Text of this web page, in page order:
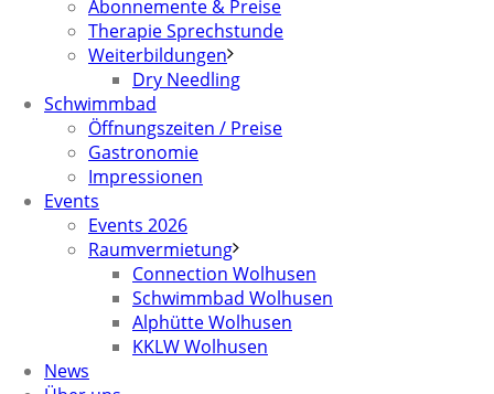
Abonnemente & Preise
Therapie Sprechstunde
Weiterbildungen
Dry Needling
Schwimmbad
Öffnungszeiten / Preise
Gastronomie
Impressionen
Events
Events 2026
Raumvermietung
Connection Wolhusen
Schwimmbad Wolhusen
Alphütte Wolhusen
KKLW Wolhusen
News